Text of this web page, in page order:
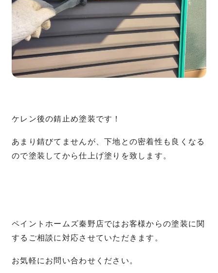
ケレン後の錆止め塗装です！
あまり錆びてませんが、下地との密着性も良くなる
ので塗装してから仕上げ塗りを致します。
ペイントホームズ秦野店ではお客様からの塗装に関
するご相談に対応させていただきます。
お気軽にお問い合わせください。